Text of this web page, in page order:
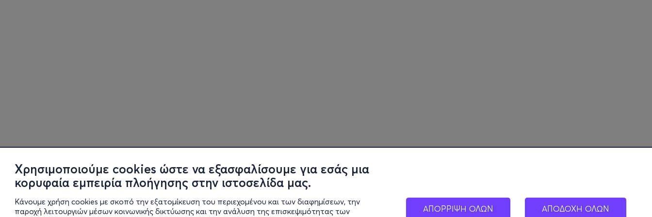
Χρησιμοποιούμε cookies ώστε να εξασφαλίσουμε για εσάς μια
κορυφαία εμπειρία πλοήγησης στην ιστοσελίδα μας.
Κάνουμε χρήση cookies με σκοπό την εξατομίκευση του περιεχομένου και των διαφημίσεων, την
παροχή λειτουργιών μέσων κοινωνικής δικτύωσης και την ανάλυση της επισκεψιμότητας των
ΑΠΟΡΡΙΨΗ ΟΛΩΝ ΑΠΟΔΟΧΗ ΟΛΩΝ